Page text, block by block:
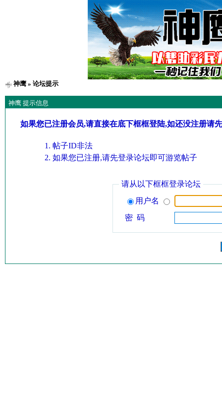
神鹰» 论坛提示
神鹰 提示信息
如果您已注册会员,请直接在底下框框登陆,如还没注册请
帖子ID非法
如果您已注册,请先登录论坛即可游览帖子
请从以下框框登录论坛
用户名
密 码